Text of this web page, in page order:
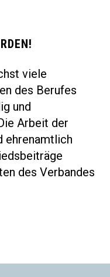
viele
des Berufes
und
Arbeit der
ehrenamtlich
des Verbandes